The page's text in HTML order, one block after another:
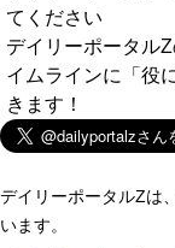
てください
デイリーポータル
イムラインに「役
きます！
デイリーポータルZは
います。